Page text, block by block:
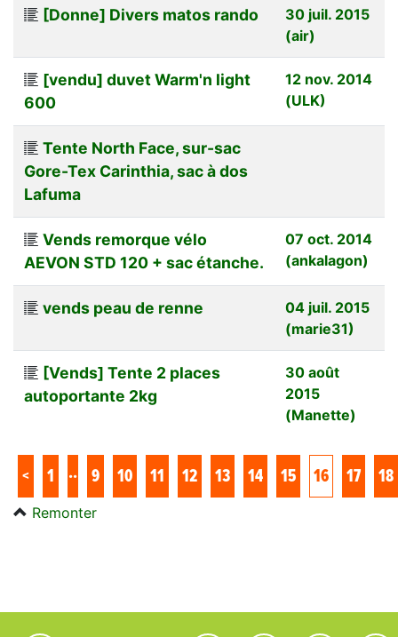
[Donne] Divers matos rando
30 juil. 2015
(air)
[vendu] duvet Warm'n light
600
12 nov. 2014
(ULK)
Tente North Face, sur-sac
Gore-Tex Carinthia, sac à dos
Lafuma
Vends remorque vélo
AEVON STD 120 + sac étanche.
07 oct. 2014
(ankalagon)
vends peau de renne
04 juil. 2015
(marie31)
[Vends] Tente 2 places
autoportante 2kg
30 août
2015
(Manette)
< 1 .. 9 10 11 12 13 14 15 16 17 18
Remonter